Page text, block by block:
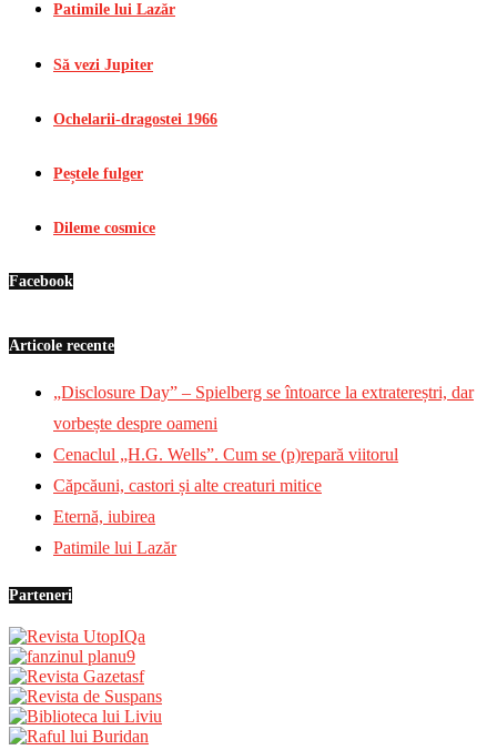
Patimile lui Lazăr
Să vezi Jupiter
Ochelarii-dragostei 1966
Peștele fulger
Dileme cosmice
Facebook
Articole recente
„Disclosure Day” – Spielberg se întoarce la extratereștri, dar
vorbește despre oameni
Cenaclul „H.G. Wells”. Cum se (p)repară viitorul
Căpcăuni, castori și alte creaturi mitice
Eternă, iubirea
Patimile lui Lazăr
Parteneri